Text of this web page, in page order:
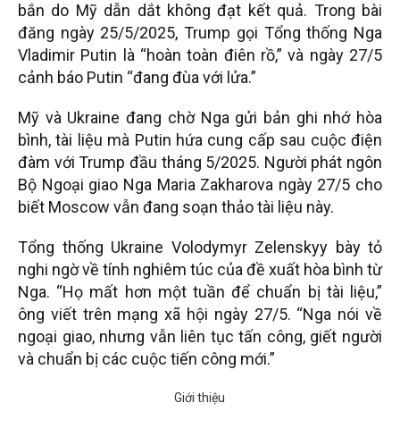
bắn do Mỹ dẫn dắt không đạt kết quả. Trong bài
đăng ngày 25/5/2025, Trump gọi Tổng thống Nga
Vladimir Putin là “hoàn toàn điên rồ,” và ngày 27/5
cảnh báo Putin “đang đùa với lửa.”
Mỹ và Ukraine đang chờ Nga gửi bản ghi nhớ hòa
bình, tài liệu mà Putin hứa cung cấp sau cuộc điện
đàm với Trump đầu tháng 5/2025. Người phát ngôn
Bộ Ngoại giao Nga Maria Zakharova ngày 27/5 cho
biết Moscow vẫn đang soạn thảo tài liệu này.
Tổng thống Ukraine Volodymyr Zelenskyy bày tỏ
nghi ngờ về tính nghiêm túc của đề xuất hòa bình từ
Nga. “Họ mất hơn một tuần để chuẩn bị tài liệu,”
ông viết trên mạng xã hội ngày 27/5. “Nga nói về
ngoại giao, nhưng vẫn liên tục tấn công, giết người
và chuẩn bị các cuộc tiến công mới.”